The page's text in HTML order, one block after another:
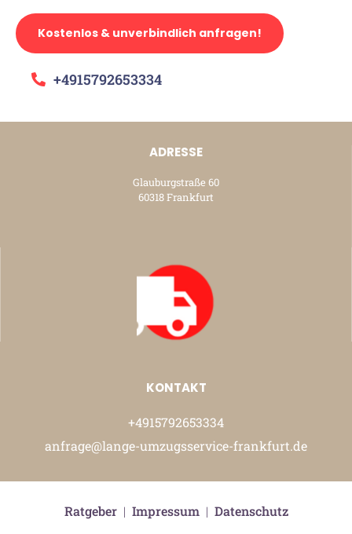
Kostenlos & unverbindlich anfragen!
+4915792653334
ADRESSE
Glauburgstraße 60
60318 Frankfurt
KONTAKT
+4915792653334
anfrage@lange-umzugsservice-frankfurt.de
Ratgeber| Impressum| Datenschutz